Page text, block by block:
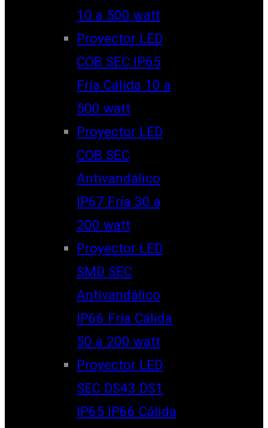
10 a 500 watt
Proyector LED
COB SEC IP65
Fría Cálida 10 a
500 watt
Proyector LED
COB SEC
Antivandálico
IP67 Fría 30 a
200 watt
Proyector LED
SMD SEC
Antivandálico
IP66 Fría Cálida
50 a 200 watt
Proyector LED
SEC DS43 DS1
IP65 IP66 Cálida